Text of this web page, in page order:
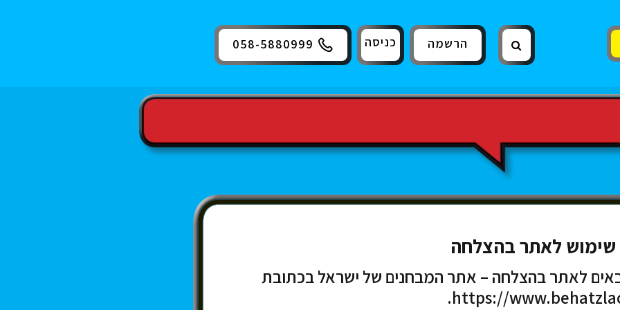
הרשמה כניסה 058-5880999
שימוש לאתר בהצלחה
לאתר בהצלחה – אתר המבחנים של ישראל בכתובת
https://